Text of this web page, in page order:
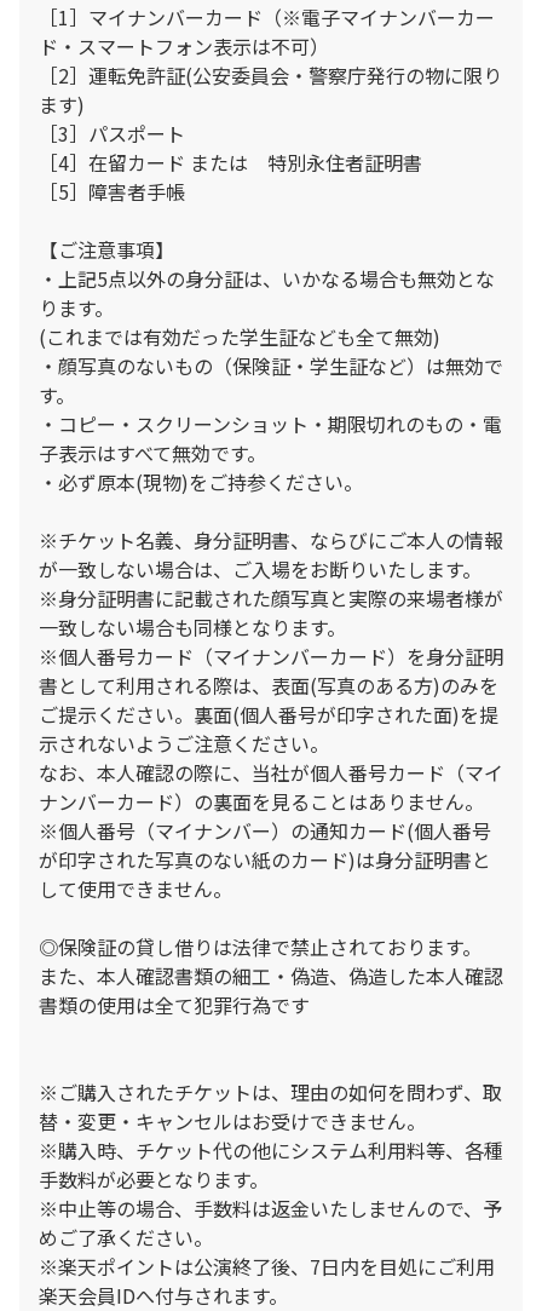
［1］マイナンバーカード（※電子マイナンバーカー
ド・スマートフォン表示は不可）
［2］運転免許証(公安委員会・警察庁発行の物に限り
ます)
［3］パスポート
［4］在留カード または 特別永住者証明書
［5］障害者手帳
【ご注意事項】
・上記5点以外の身分証は、いかなる場合も無効とな
ります。
(これまでは有効だった学生証なども全て無効)
・顔写真のないもの（保険証・学生証など）は無効で
す。
・コピー・スクリーンショット・期限切れのもの・電
子表示はすべて無効です。
・必ず原本(現物)をご持参ください。
※チケット名義、身分証明書、ならびにご本人の情報
が一致しない場合は、ご入場をお断りいたします。
※身分証明書に記載された顔写真と実際の来場者様が
一致しない場合も同様となります。
※個人番号カード（マイナンバーカード）を身分証明
書として利用される際は、表面(写真のある方)のみを
ご提示ください。裏面(個人番号が印字された面)を提
示されないようご注意ください。
なお、本人確認の際に、当社が個人番号カード（マイ
ナンバーカード）の裏面を見ることはありません。
※個人番号（マイナンバー）の通知カード(個人番号
が印字された写真のない紙のカード)は身分証明書と
して使用できません。
◎保険証の貸し借りは法律で禁止されております。
また、本人確認書類の細工・偽造、偽造した本人確認
書類の使用は全て犯罪行為です
※ご購入されたチケットは、理由の如何を問わず、取
替・変更・キャンセルはお受けできません。
※購入時、チケット代の他にシステム利用料等、各種
手数料が必要となります。
※中止等の場合、手数料は返金いたしませんので、予
めご了承ください。
※楽天ポイントは公演終了後、7日内を目処にご利用
楽天会員IDへ付与されます。